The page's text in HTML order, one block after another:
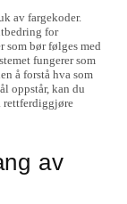
av fargekoder.
for
bør følges med
fungerer som
å forstå hva som
oppstår, kan du
rettferdiggjøre
av